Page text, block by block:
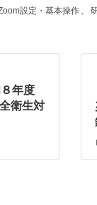
設定・基本操作 、
年度
衛生対